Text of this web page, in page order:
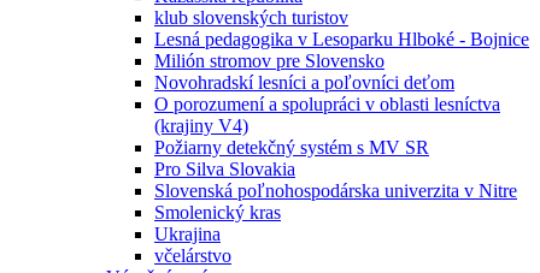
klub slovenských turistov
Lesná pedagogika v Lesoparku Hlboké - Bojnice
Milión stromov pre Slovensko
Novohradskí lesníci a poľovníci deťom
O porozumení a spolupráci v oblasti lesníctva
(krajiny V4)
Požiarny detekčný systém s MV SR
Pro Silva Slovakia
Slovenská poľnohospodárska univerzita v Nitre
Smolenický kras
Ukrajina
včelárstvo